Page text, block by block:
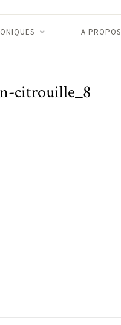
A PROPOS
citrouille_8